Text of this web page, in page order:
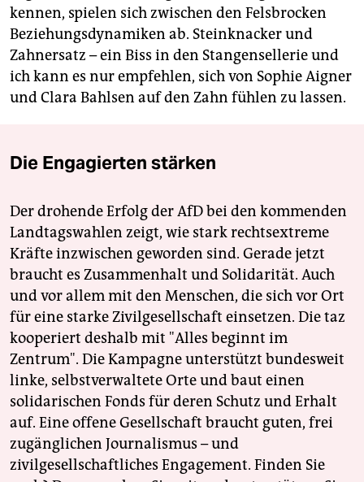
kennen, spielen sich zwischen den Felsbrocken
Beziehungsdynamiken ab. Steinknacker und
Zahnersatz – ein Biss in den Stangensellerie und
ich kann es nur empfehlen, sich von Sophie Aigner
und Clara Bahlsen auf den Zahn fühlen zu lassen.
Die Engagierten stärken
Der drohende Erfolg der AfD bei den kommenden
Landtagswahlen zeigt, wie stark rechtsextreme
Kräfte inzwischen geworden sind. Gerade jetzt
braucht es Zusammenhalt und Solidarität. Auch
und vor allem mit den Menschen, die sich vor Ort
für eine starke Zivilgesellschaft einsetzen. Die taz
kooperiert deshalb mit "Alles beginnt im
Zentrum". Die Kampagne unterstützt bundesweit
linke, selbstverwaltete Orte und baut einen
solidarischen Fonds für deren Schutz und Erhalt
auf. Eine offene Gesellschaft braucht guten, frei
zugänglichen Journalismus – und
zivilgesellschaftliches Engagement. Finden Sie